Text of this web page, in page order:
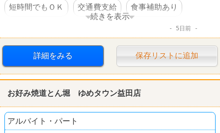
短時間でもＯＫ 交通費支給 食事補助あり
続きを表示
5日前
詳細をみる 保存リストに追加
お好み焼道とん堀 ゆめタウン益田店
アルバイト・パート